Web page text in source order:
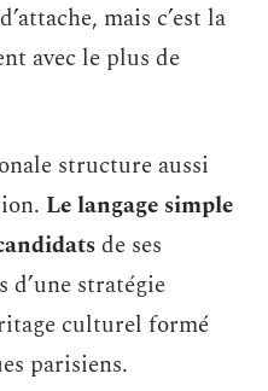
mais c’est la
avec le plus de
structure aussi
Le langage simple
de ses
d’une stratégie
culturel formé
parisiens.